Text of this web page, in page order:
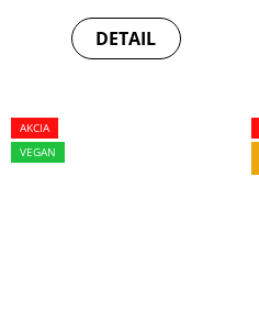
je
5,0
DETAIL
AKCIA
VEGAN